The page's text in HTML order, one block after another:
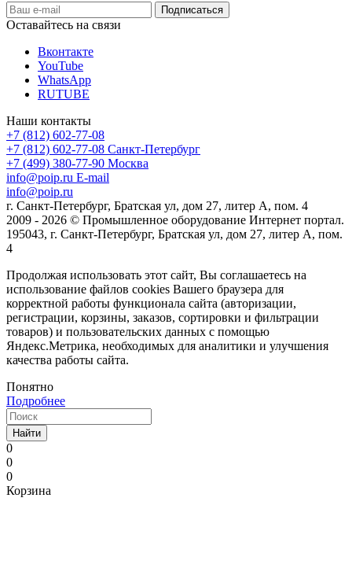
Оставайтесь на связи
Вконтакте
YouTube
WhatsApp
RUTUBE
Наши контакты
+7 (812) 602-77-08
+7 (812) 602-77-08 Санкт-Петербург
+7 (499) 380-77-90 Москва
info@poip.ru E-mail
info@poip.ru
г. Санкт-Петербург, Братская ул, дом 27, литер А, пом. 4
2009 - 2026 © Промышленное оборудование Интернет портал.
195043, г. Санкт-Петербург, Братская ул, дом 27, литер А, пом.
4
Продолжая использовать этот сайт, Вы соглашаетесь на
использование файлов cookies Вашего браузера для
корректной работы функционала сайта (авторизации,
регистрации, корзины, заказов, сортировки и фильтрации
товаров) и пользовательских данных с помощью
Яндекс.Метрика, необходимых для аналитики и улучшения
качества работы сайта.
Понятно
Подробнее
Найти
0
0
0
Корзина